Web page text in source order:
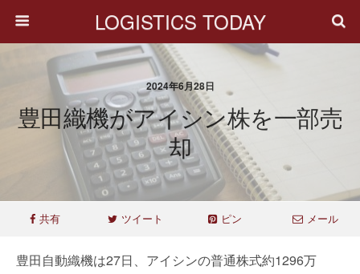
LOGISTICS TODAY
2024年6月28日
豊田織機がアイシン株を一部売
却
共有 ツイート ピン メール
豊田自動織機は27日、アイシンの普通株式約1296万